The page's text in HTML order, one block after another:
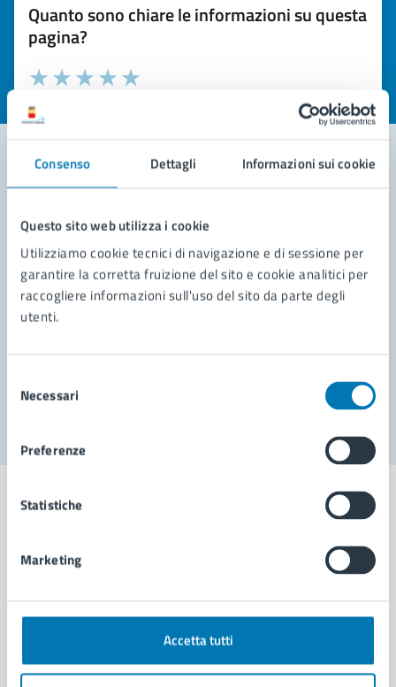
Consenso Dettagli Informazioni sui cookie
Questo sito web utilizza i cookie
Utilizziamo cookie tecnici di navigazione e di sessione per
garantire la corretta fruizione del sito e cookie analitici per
raccogliere informazioni sull'uso del sito da parte degli
utenti.
delNecessari
Preferenze
Statistiche
Marketing
Accetta tutti
Quanto sono chiare le informazioni su questa
pagina?
Valuta la chiarezza delle informazioni (da 1 a 5 stelle)
Seleziona il numero di stelle per valutare la chiarezza delle
Leggi le domande frequenti
Richiedi assistenza
Prenota appuntamento
Segnala disservizio
Comune di Napoli
AMMINISTRAZIONE
Organi di governo